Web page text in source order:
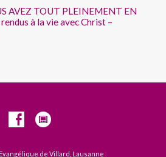
AVEZ TOUT PLEINEMENT EN
à la vie avec Christ –
de Villard, Lausanne